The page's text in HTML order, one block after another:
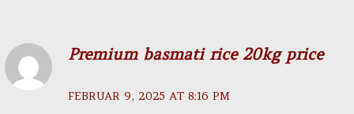
Premium basmati rice 20kg price
FEBRUAR 9, 2025 AT 8:16 PM